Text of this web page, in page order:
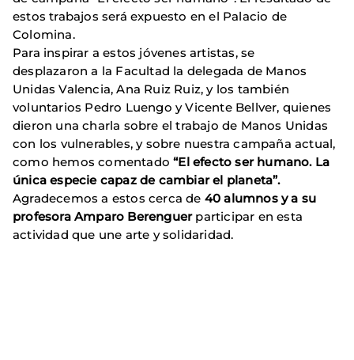
estos trabajos será expuesto en el Palacio de
Colomina.
Para inspirar a estos jóvenes artistas, se
desplazaron a la Facultad la delegada de Manos
Unidas Valencia, Ana Ruiz Ruiz, y los también
voluntarios Pedro Luengo y Vicente Bellver, quienes
dieron una charla sobre el trabajo de Manos Unidas
con los vulnerables, y sobre nuestra campaña actual,
como hemos comentado“El efecto ser humano. La
única especie capaz de cambiar el planeta”.
Agradecemos a estos cerca de 40 alumnos y a su
profesora Amparo Berenguer participar en esta
actividad que une arte y solidaridad.